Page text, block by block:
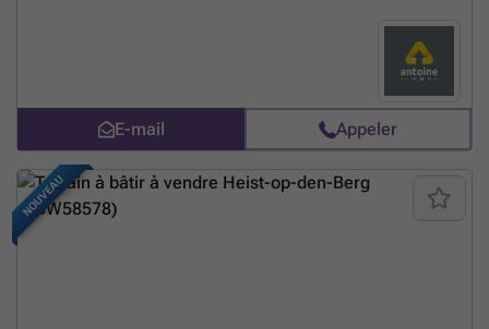
Emplacement très calme, faible traffic, idéal pour une résidence
d'assainissement autonome au PASH, zone d'habitat à caractère rural
au plan de secteur. Terrain libre de constructeur situé hors lotissement
(prescriptions générales communales d'urbanisme d'application).
Présence d'une source pouvant être utilisée sur la parcelle. Terrain
constructible, sous réserve de l'obtention d'un permis d'urbanisme.
Informations et visites: ### - ### Annonce détaillée et documents
en libre téléchargement sur notre site: ###
En savoir plus ?
E-mail Appeler
NOUVEAU